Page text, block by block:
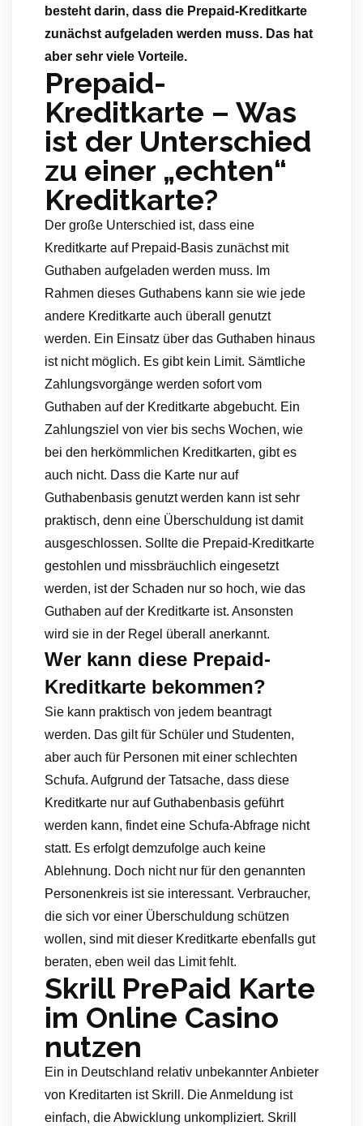
besteht darin, dass die Prepaid-Kreditkarte
zunächst aufgeladen werden muss. Das hat
aber sehr viele Vorteile.
Prepaid-
Kreditkarte – Was
ist der Unterschied
zu einer „echten“
Kreditkarte?
Der große Unterschied ist, dass eine
Kreditkarte auf Prepaid-Basis zunächst mit
Guthaben aufgeladen werden muss. Im
Rahmen dieses Guthabens kann sie wie jede
andere Kreditkarte auch überall genutzt
werden. Ein Einsatz über das Guthaben hinaus
ist nicht möglich. Es gibt kein Limit. Sämtliche
Zahlungsvorgänge werden sofort vom
Guthaben auf der Kreditkarte abgebucht. Ein
Zahlungsziel von vier bis sechs Wochen, wie
bei den herkömmlichen Kreditkarten, gibt es
auch nicht. Dass die Karte nur auf
Guthabenbasis genutzt werden kann ist sehr
praktisch, denn eine Überschuldung ist damit
ausgeschlossen. Sollte die Prepaid-Kreditkarte
gestohlen und missbräuchlich eingesetzt
werden, ist der Schaden nur so hoch, wie das
Guthaben auf der Kreditkarte ist. Ansonsten
wird sie in der Regel überall anerkannt.
Wer kann diese Prepaid-
Kreditkarte bekommen?
Sie kann praktisch von jedem beantragt
werden. Das gilt für Schüler und Studenten,
aber auch für Personen mit einer schlechten
Schufa. Aufgrund der Tatsache, dass diese
Kreditkarte nur auf Guthabenbasis geführt
werden kann, findet eine Schufa-Abfrage nicht
statt. Es erfolgt demzufolge auch keine
Ablehnung. Doch nicht nur für den genannten
Personenkreis ist sie interessant. Verbraucher,
die sich vor einer Überschuldung schützen
wollen, sind mit dieser Kreditkarte ebenfalls gut
beraten, eben weil das Limit fehlt.
Skrill PrePaid Karte
im Online Casino
nutzen
Ein in Deutschland relativ unbekannter Anbieter
von Kreditarten ist Skrill. Die Anmeldung ist
einfach, die Abwicklung unkompliziert. Skrill